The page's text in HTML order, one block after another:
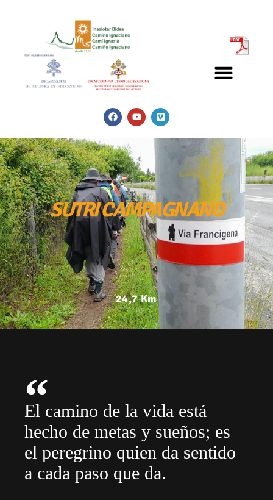
SUTRICAMPAGNANO
24,7 Km
El camino de la vida está
hecho de metas y sueños; es
el peregrino quien da sentido
a cada paso que da.